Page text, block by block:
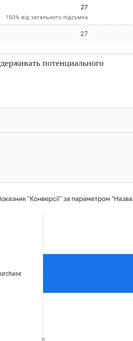
потенциального